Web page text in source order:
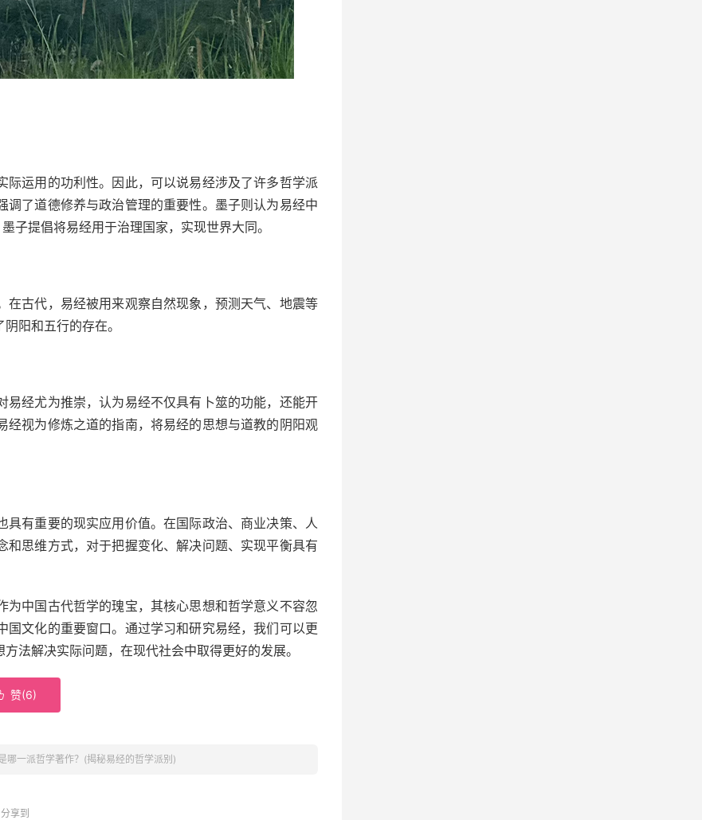
运用的功利性。因此，可以说易经涉及了许多哲学派
了道德修养与政治管理的重要性。墨子则认为易经中
子提倡将易经用于治理国家，实现世界大同。
古代，易经被用来观察自然现象，预测天气、地震等
阳和五行的存在。
经尤为推崇，认为易经不仅具有卜筮的功能，还能开
视为修炼之道的指南，将易经的思想与道教的阴阳观
有重要的现实应用价值。在国际政治、商业决策、人
思维方式，对于把握变化、解决问题、实现平衡具有
中国古代哲学的瑰宝，其核心思想和哲学意义不容忽
文化的重要窗口。通过学习和研究易经，我们可以更
法解决实际问题，在现代社会中取得更好的发展。
赞(6)
哪一派哲学著作？(揭秘易经的哲学派别)
分享到